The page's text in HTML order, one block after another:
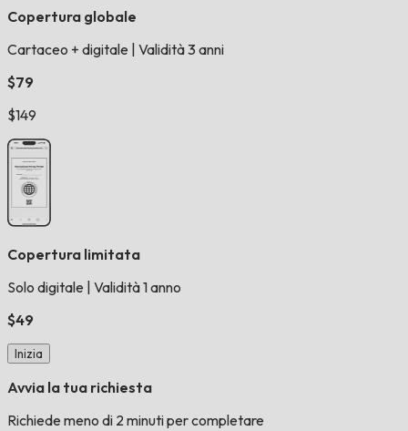
Copertura globale
Cartaceo + digitale Validità 3 anni
$79
$149
Copertura limitata
Solo digitale Validità 1 anno
$49
Inizia
Avvia la tua richiesta
Richiede meno di 2 minuti per completare